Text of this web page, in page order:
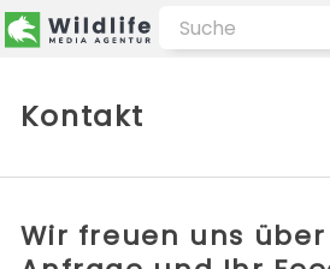
Kontakt
Wir freuen uns